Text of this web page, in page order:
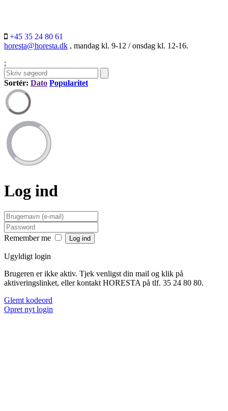
+45 35 24 80 61
horesta@horesta.dk , mandag kl. 9-12 / onsdag kl. 12-16.
;
Sortér: Dato Popularitet
Log ind
Remember me
Ugyldigt login
Brugeren er ikke aktiv. Tjek venligst din mail og klik på
aktiveringslinket, eller kontakt HORESTA på tlf. 35 24 80 80.
Glemt kodeord
Opret nyt login